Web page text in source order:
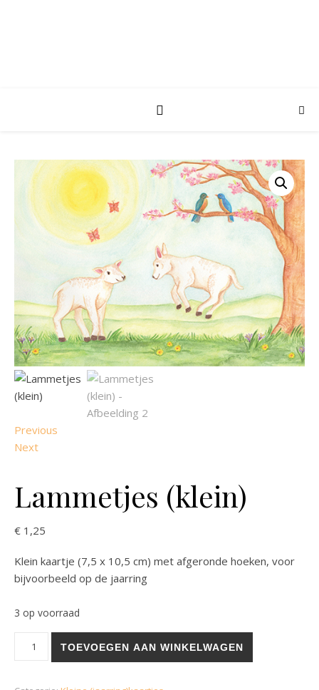
Previous
Next
Lammetjes (klein)
€ 1,25
Klein kaartje (7,5 x 10,5 cm) met afgeronde hoeken, voor
bijvoorbeeld op de jaarring
3 op voorraad
TOEVOEGEN AAN WINKELWAGEN